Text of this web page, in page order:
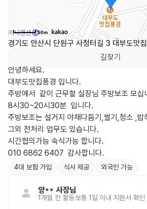
50m
경기도 안산시 단원구 사청터길 3 대부도맛
길찾기
안녕하세요.
대부도맛집풍경 입니다.
주방에서  같이 근무할 실장님 주방보조 모십
8시30~20시30분  입니다.
주방보조는 설거지 야채다듬기,썰기,청소 ,밥
그외 전처리 업무도 있습니다.
시간협의가능 숙식가능 합니다.
010 6862 6407  감사합니다.
4대 보험 가입 식사 제공 외국인 가능
양** 사장님
1개월 전 활동보통 1일 이내 지원서 확인